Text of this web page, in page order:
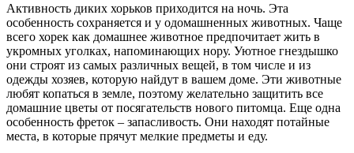
Активность диких хорьков приходится на ночь. Эта
особенность сохраняется и у одомашненных животных. Чаще
всего хорек как домашнее животное предпочитает жить в
укромных уголках, напоминающих нору. Уютное гнездышко
они строят из самых различных вещей, в том числе и из
одежды хозяев, которую найдут в вашем доме. Эти животные
любят копаться в земле, поэтому желательно защитить все
домашние цветы от посягательств нового питомца. Еще одна
особенность фреток – запасливость. Они находят потайные
места, в которые прячут мелкие предметы и еду.